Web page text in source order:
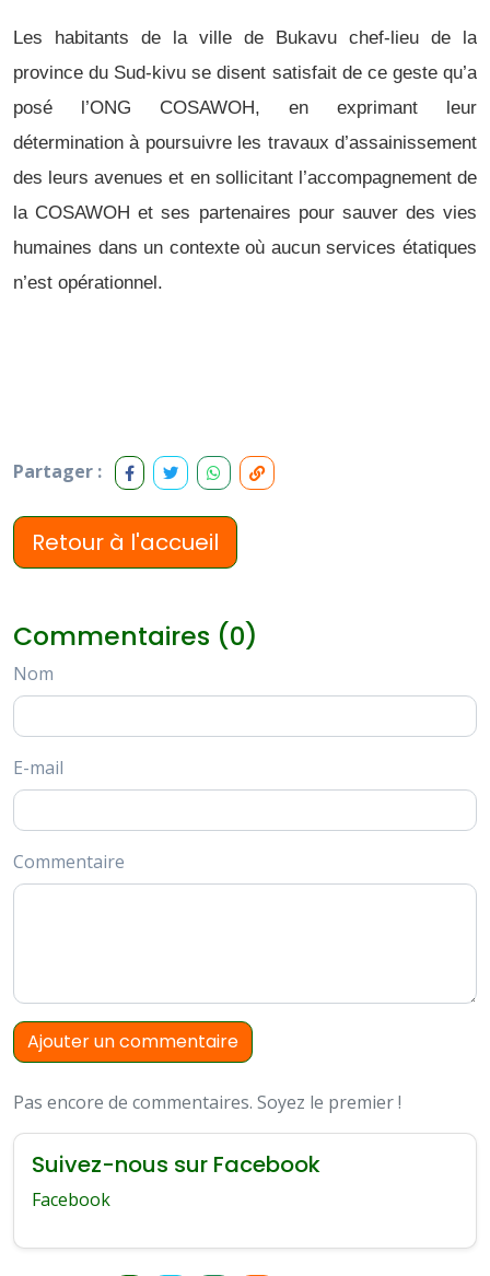
Les habitants de la ville de Bukavu chef-lieu de la
province du Sud-kivu se disent satisfait de ce geste qu’a
posé l’ONG COSAWOH, en exprimant leur
détermination à poursuivre les travaux d’assainissement
des leurs avenues et en sollicitant l’accompagnement de
la COSAWOH et ses partenaires pour sauver des vies
humaines dans un contexte où aucun services étatiques
n’est opérationnel.
Partager :
Retour à l'accueil
Commentaires (0)
Nom
E-mail
Commentaire
Ajouter un commentaire
Pas encore de commentaires. Soyez le premier !
Suivez-nous sur Facebook
Facebook